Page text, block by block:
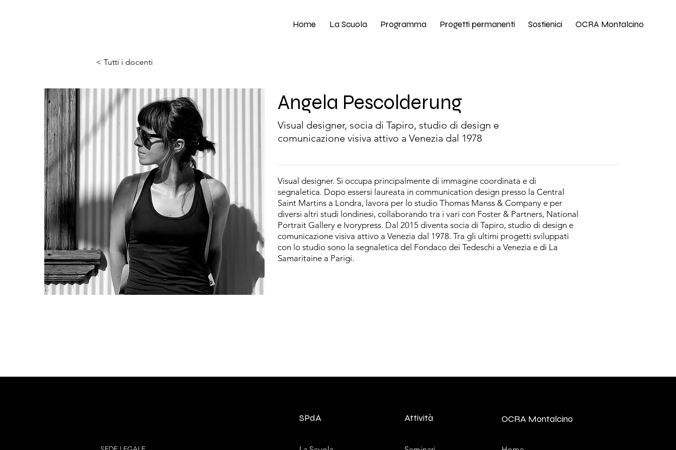
Home La Scuola Programma Progetti permanenti Sostienici OCRA Montalcino
< Tutti i docenti
Angela Pescolderung
Visual designer, socia di Tapiro, studio di design e
comunicazione visiva attivo a Venezia dal 1978
Visual designer. Si occupa principalmente di immagine coordinata e di
segnaletica. Dopo essersi laureata in communication design presso la Central
Saint Martins a Londra, lavora per lo studio Thomas Manss & Company e per
diversi altri studi londinesi, collaborando tra i vari con Foster & Partners, National
Portrait Gallery e Ivorypress. Dal 2015 diventa socia di Tapiro, studio di design e
comunicazione visiva attivo a Venezia dal 1978. Tra gli ultimi progetti sviluppati
con lo studio sono la segnaletica del Fondaco dei Tedeschi a Venezia e di La
Samaritaine a Parigi.
SPdA Attività OCRA Montalcino